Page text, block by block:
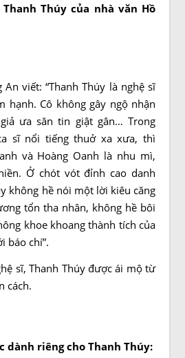
Thúy của nhà văn Hồ
viết: “Thanh Thúy là nghệ sĩ
hạnh. Cô không gây ngộ nhận
ưa săn tin giật gân… Trong
sĩ nổi tiếng thuở xa xưa, thì
và Hoàng Oanh là nhu mì,
Ở chót vót đỉnh cao danh
không hề nói một lời kiêu căng
tổn tha nhân, không hề bôi
khoe khoang thành tích của
báo chí”.
sĩ, Thanh Thúy được ái mộ từ
cách.
dành riêng cho Thanh Thúy: